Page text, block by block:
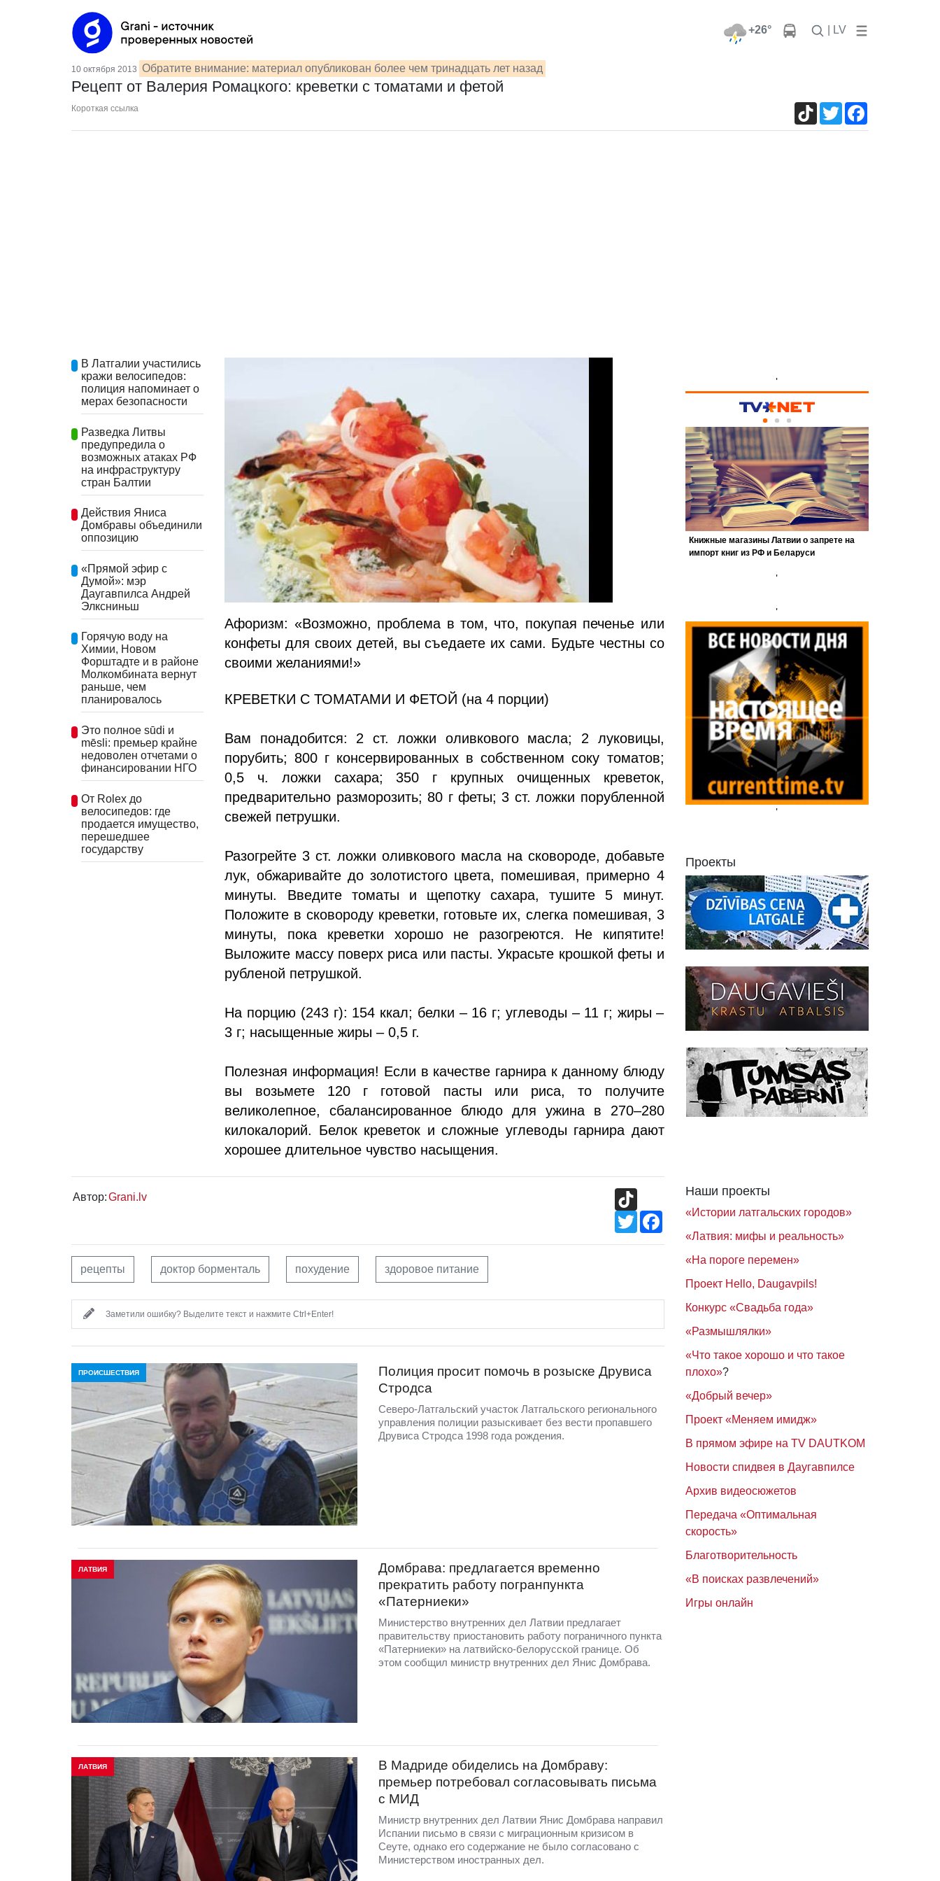
+26° | LV
10 октября 2013 Обратите внимание: материал опубликован более чем тринадцать лет назад
Рецепт от Валерия Ромацкого: креветки с томатами и фетой
Короткая ссылка TikTokTwitter
В Латгалии участились
кражи велосипедов:
полиция напоминает о
мерах безопасности
Разведка Литвы
предупредила о
возможных атаках РФ
на инфраструктуру
стран Балтии
Действия Яниса
Домбравы объединили
оппозицию
«Прямой эфир с
Думой»: мэр
Даугавпилса Андрей
Элксниньш
Горячую воду на
Химии, Новом
Форштадте и в районе
Молкомбината вернут
раньше, чем
планировалось
Это полное sūdi и
mēsli: премьер крайне
недоволен отчетами о
финансировании НГО
От Rolex до
велосипедов: где
продается имущество,
перешедшее
государству
Афоризм: «Возможно, проблема в том, что, покупая печенье или
конфеты для своих детей, вы съедаете их сами. Будьте честны со
своими желаниями!»
КРЕВЕТКИ С ТОМАТАМИ И ФЕТОЙ (на 4 порции)
Вам понадобится: 2 ст. ложки оливкового масла; 2 луковицы,
порубить; 800 г консервированных в собственном соку томатов;
0,5 ч. ложки сахара; 350 г крупных очищенных креветок,
предварительно разморозить; 80 г феты; 3 ст. ложки порубленной
свежей петрушки.
Разогрейте 3 ст. ложки оливкового масла на сковороде, добавьте
лук, обжаривайте до золотистого цвета, помешивая, примерно 4
минуты. Введите томаты и щепотку сахара, тушите 5 минут.
Положите в сковороду креветки, готовьте их, слегка помешивая, 3
минуты, пока креветки хорошо не разогреются. Не кипятите!
Выложите массу поверх риса или пасты. Украсьте крошкой феты и
рубленой петрушкой.
На порцию (243 г): 154 ккал; белки – 16 г; углеводы – 11 г; жиры –
3 г; насыщенные жиры – 0,5 г.
Полезная информация! Если в качестве гарнира к данному блюду
вы возьмете 120 г готовой пасты или риса, то получите
великолепное, сбалансированное блюдо для ужина в 270–280
килокалорий. Белок креветок и сложные углеводы гарнира дают
хорошее длительное чувство насыщения.
Автор:Grani.lv
TikTok
TwitterFacebook
рецепты доктор борменталь похудение здоровое питание
Заметили ошибку? Выделите текст и нажмите Ctrl+Enter!
ПРОИСШЕСТВИЯ
Полиция просит помочь в розыске Друвиса
Стродса
Северо-Латгальский участок Латгальского регионального
управления полиции разыскивает без вести пропавшего
Друвиса Стродса 1998 года рождения.
ЛАТВИЯ
Домбрава: предлагается временно
прекратить работу погранпункта
«Патерниеки»
Министерство внутренних дел Латвии предлагает
правительству приостановить работу пограничного пункта
«Патерниеки» на латвийско-белорусской границе. Об
этом сообщил министр внутренних дел Янис Домбрава.
ЛАТВИЯ
В Мадриде обиделись на Домбраву:
премьер потребовал согласовывать письма
с МИД
Министр внутренних дел Латвии Янис Домбрава направил
Испании письмо в связи с миграционным кризисом в
Сеуте, однако его содержание не было согласовано с
Министерством иностранных дел.
'
'
'
'
Проекты
Наши проекты
«Истории латгальских городов»
«Латвия: мифы и реальность»
«На пороге перемен»
Проект Hello, Daugavpils!
Конкурс «Свадьба года»
«Размышлялки»
«Что такое хорошо и что такое
плохо»?
«Добрый вечер»
Проект «Меняем имидж»
В прямом эфире на TV DAUTKOM
Новости спидвея в Даугавпилсе
Архив видеосюжетов
Передача «Оптимальная
скорость»
Благотворительность
«В поисках развлечений»
Игры онлайн